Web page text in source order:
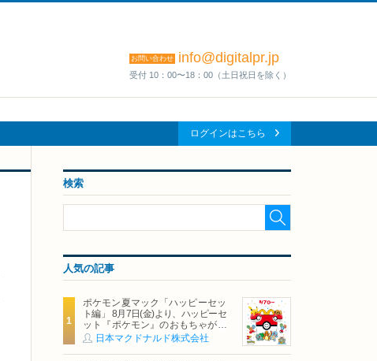
お問い合わせ info@digitalpr.jp
受付 10：00〜18：00（土日祝日を除く）
ログインはこちら
検索
人気の記事
ポケモン夏マック「ハッピーセッ
ト編」 8月7日(金)より、ハッピーセ
ット『ポケモン』のおもちゃが期
間限定登場
日本マクドナルド株式会社